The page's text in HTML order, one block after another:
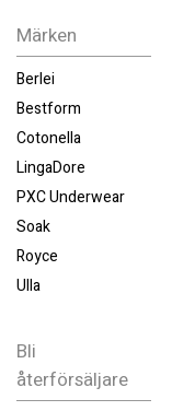
Märken
Berlei
Bestform
Cotonella
LingaDore
PXC Underwear
Soak
Royce
Ulla
Bli
återförsäljare